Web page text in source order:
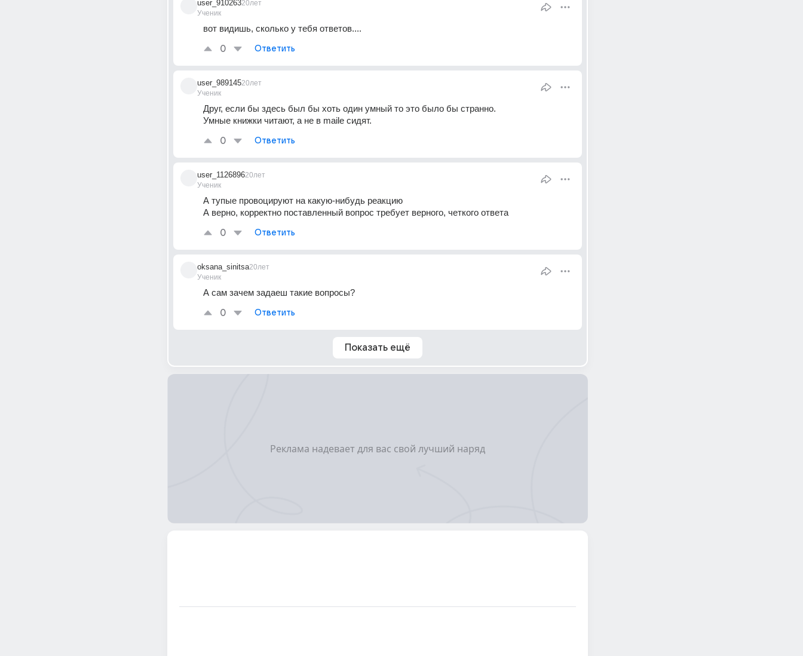
user_910263
Ученик
20лет
вот видишь, сколько у тебя ответов....
0 Ответить
user_989145
Ученик
20лет
Друг, если бы здесь был бы хоть один умный то это было бы странно.
Умные книжки читают, а не в maile сидят.
0 Ответить
user_1126896
Ученик
20лет
А тупые провоцируют на какую-нибудь реакцию
А верно, корректно поставленный вопрос требует верного, четкого ответа
0 Ответить
oksana_sinitsa
Ученик
20лет
А сам зачем задаеш такие вопросы?
0 Ответить
Показать ещё